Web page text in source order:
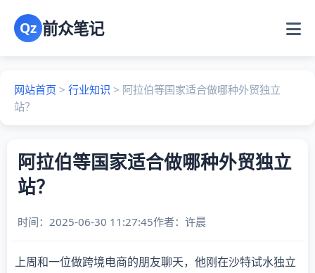
Qz 前众笔记
网站首页 > 行业知识 > 阿拉伯等国家适合做哪种外贸独立
站？
阿拉伯等国家适合做哪种外贸独立
站？
时间：2025-06-30 11:27:45作者： 许晨
上周和一位做跨境电商的朋友聊天，他刚在沙特试水独立